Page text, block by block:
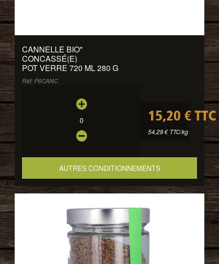
CANNELLE BIO*
CONCASSÉ(E)
POT VERRE 720 ML 280 G
Réf: P6CANC
0 15,20 € TTC
54,29 € TTC/kg
AUTRES CONDITIONNEMENTS